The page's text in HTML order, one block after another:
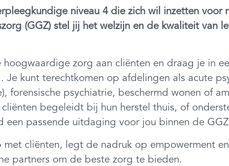
niveau 4 die zich wil inzetten voor
(GGZ) stel jij het welzijn en de kwaliteit van
zorg aan cliënten en draag je in
Je kunt terechtkomen op afdelingen als acute
forensische psychiatrie, beschermd wonen of
begeleidt bij hun herstel thuis, of
een passende uitdaging voor jou binnen de
cliënten, legt de nadruk op empowerment
partners om de beste zorg te bieden.